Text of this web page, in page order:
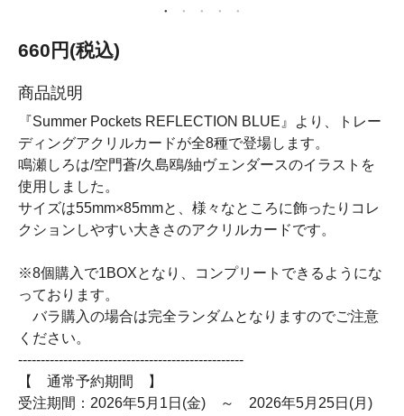
660円(税込)
商品説明
『Summer Pockets REFLECTION BLUE』より、トレー
ディングアクリルカードが全8種で登場します。
鳴瀬しろは/空門蒼/久島鴎/紬ヴェンダースのイラストを
使用しました。
サイズは55mm×85mmと、様々なところに飾ったりコレ
クションしやすい大きさのアクリルカードです。
※8個購入で1BOXとなり、コンプリートできるようにな
っております。
バラ購入の場合は完全ランダムとなりますのでご注意
ください。
--------------------------------------------------
【 通常予約期間 】
受注期間：2026年5月1日(金) ～ 2026年5月25日(月)